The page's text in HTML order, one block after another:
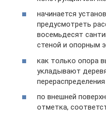
начинается
предусмотреть
восемьдесят
стеной и опорным
как только опора
укладывают
по внешней
отметка,